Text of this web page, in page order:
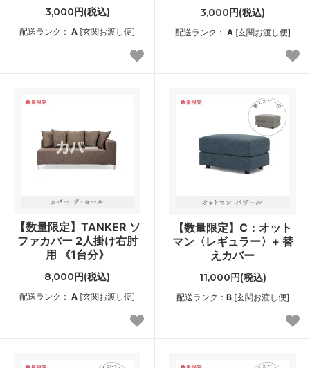
3,000円(税込)
配送ランク： A [玄関お渡し便]
3,000円(税込)
配送ランク： A[玄関お渡し便]
【数量限定】TANKER ソ
ファカバー 2人掛け右肘
用 《1台分》
8,000円(税込)
配送ランク： A [玄関お渡し便]
【数量限定】C：オット
マン〈レギュラー〉+ 替
えカバー
11,000円(税込)
配送ランク： B[玄関お渡し便]